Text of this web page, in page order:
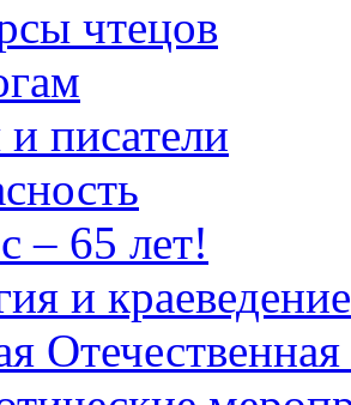
чтецов
писатели
– 65 лет!
и краеведение